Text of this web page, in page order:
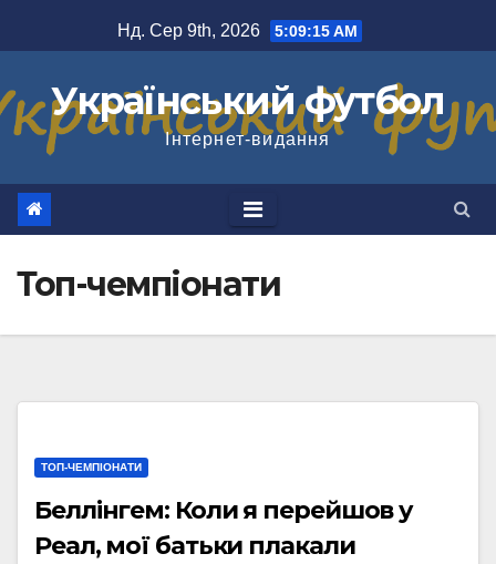
до
Нд. Сер 9th, 2026 5:09:16 AM
Український футбол
Інтернет-видання
Топ-чемпіонати
ТОП-ЧЕМПІОНАТИ
Беллінгем: Коли я перейшов у
Реал, мої батьки плакали